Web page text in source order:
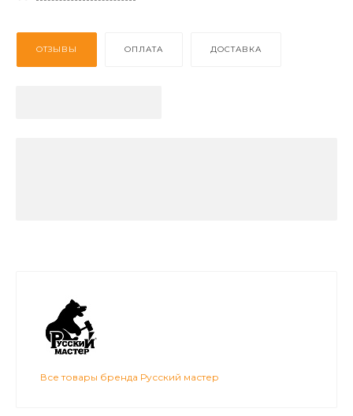
ОТЗЫВЫ ОПЛАТА ДОСТАВКА
Все товары бренда Русский мастер